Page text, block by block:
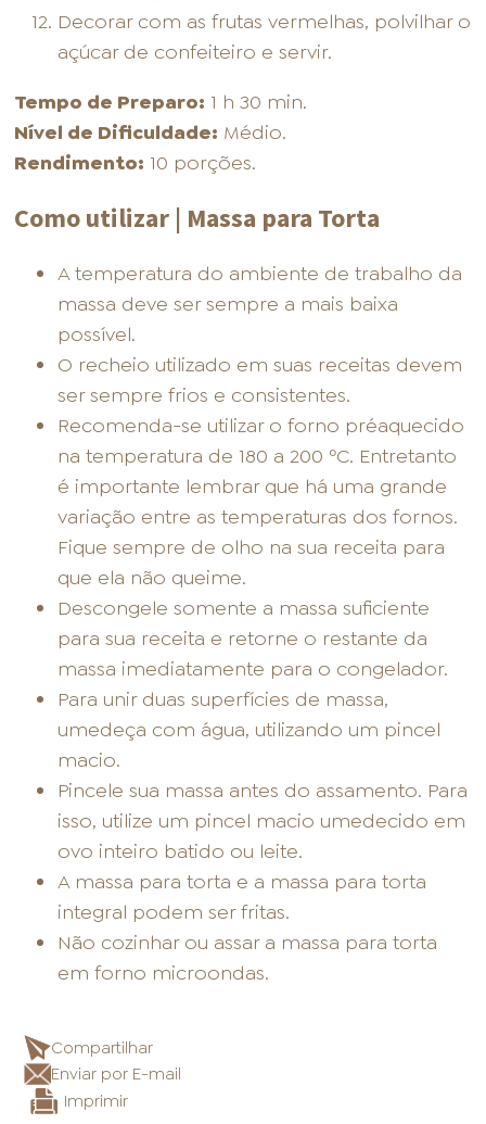
Decorar com as frutas vermelhas, polvilhar o
açúcar de confeiteiro e servir.
Tempo de Preparo: 1 h 30 min.
Nível de Dificuldade: Médio.
Rendimento: 10 porções.
Como utilizar | Massa para Torta
A temperatura do ambiente de trabalho da
massa deve ser sempre a mais baixa
possível.
O recheio utilizado em suas receitas devem
ser sempre frios e consistentes.
Recomenda-se utilizar o forno préaquecido
na temperatura de 180 a 200 ºC. Entretanto
é importante lembrar que há uma grande
variação entre as temperaturas dos fornos.
Fique sempre de olho na sua receita para
que ela não queime.
Descongele somente a massa suficiente
para sua receita e retorne o restante da
massa imediatamente para o congelador.
Para unir duas superfícies de massa,
umedeça com água, utilizando um pincel
macio.
Pincele sua massa antes do assamento. Para
isso, utilize um pincel macio umedecido em
ovo inteiro batido ou leite.
A massa para torta e a massa para torta
integral podem ser fritas.
Não cozinhar ou assar a massa para torta
em forno microondas.
Compartilhar
Enviar por E-mail
Imprimir